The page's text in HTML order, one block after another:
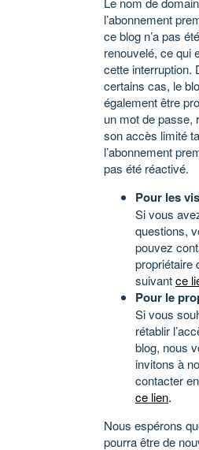
l’abonnement
ce blog n’a pas été
renouvelé, ce qui
cette interruption.
certains cas, le
également être
un mot de passe,
son accès limité
l’abonnement
pas été réactivé.
Pour les
Si vous
questions,
pouvez
propriétaire
suivantce
Pour le
Si vous
rétablir
blog, nous
invitons à
contacter
ce lien.
Nous espérons
pourra être de